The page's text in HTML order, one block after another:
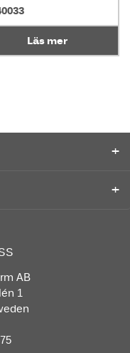
Läs mer
AB
1